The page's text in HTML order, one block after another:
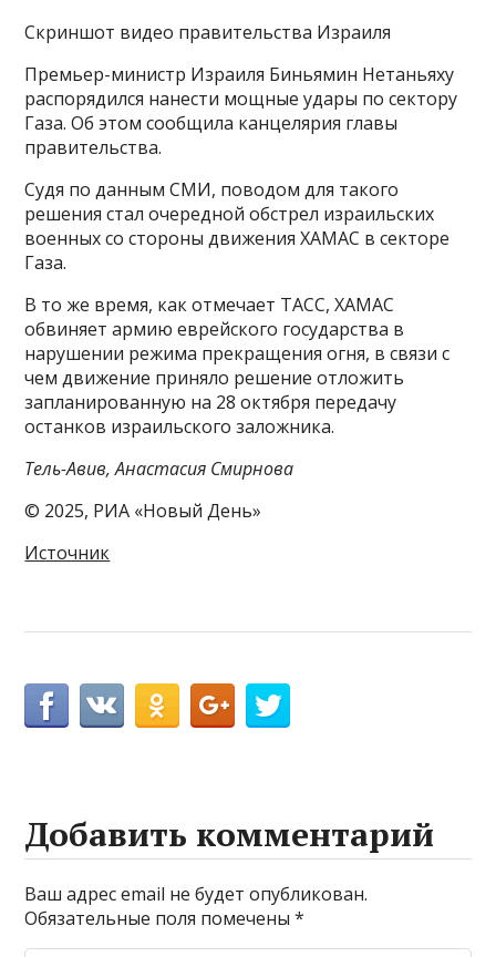
Скриншот видео правительства Израиля
Премьер-министр Израиля Биньямин Нетаньяху
распорядился нанести мощные удары по сектору
Газа. Об этом сообщила канцелярия главы
правительства.
Судя по данным СМИ, поводом для такого
решения стал очередной обстрел израильских
военных со стороны движения ХАМАС в секторе
Газа.
В то же время, как отмечает ТАСС, ХАМАС
обвиняет армию еврейского государства в
нарушении режима прекращения огня, в связи с
чем движение приняло решение отложить
запланированную на 28 октября передачу
останков израильского заложника.
Тель-Авив, Анастасия Смирнова
© 2025, РИА «Новый День»
Источник
Добавить комментарий
Ваш адрес email не будет опубликован.
Обязательные поля помечены*